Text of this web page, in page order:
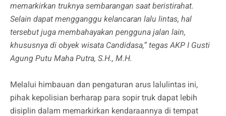
memarkirkan truknya sembarangan saat beristirahat.
Selain dapat mengganggu kelancaran lalu lintas, hal
tersebut juga membahayakan pengguna jalan lain,
khususnya di obyek wisata Candidasa,” tegas AKP I Gusti
Agung Putu Maha Putra, S.H., M.H.
Melalui himbauan dan pengaturan arus lalulintas ini,
pihak kepolisian berharap para sopir truk dapat lebih
disiplin dalam memarkirkan kendaraannya di tempat